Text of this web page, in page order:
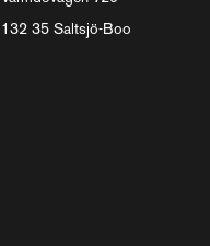
132 35 Saltsjö-Boo